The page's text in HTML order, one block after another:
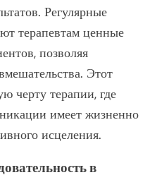
Регулярные
терапевтам ценные
позволяя
Этот
черту терапии, где
имеет жизненно
исцеления.
в